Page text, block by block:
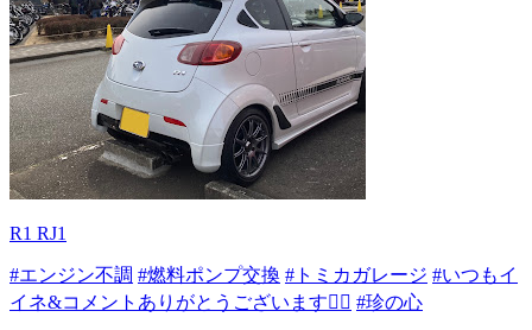
R1 RJ1
#エンジン不調 #燃料ポンプ交換 #トミカガレージ #いつもイ
イネ&コメントありがとうございます🙇‍♂️ #珍の心